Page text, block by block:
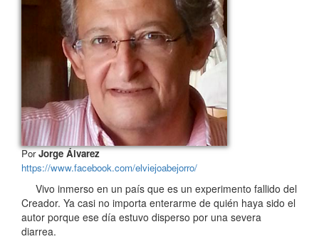
PorJorge Álvarez
https://www.facebook.com/elviejoabejorro/
Vivo inmerso en un país que es un experimento fallido del
Creador. Ya casi no importa enterarme de quién haya sido el
autor porque ese día estuvo disperso por una severa
diarrea.